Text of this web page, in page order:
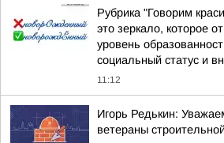
Рубрика "Говорим
это зеркало, которое
уровень
социальный статус и
11:12
Игорь Редькин:
ветераны